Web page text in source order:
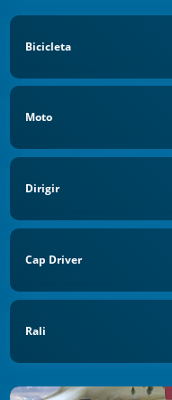
Bicicleta
Moto
Dirigir
Cap Driver
Rali